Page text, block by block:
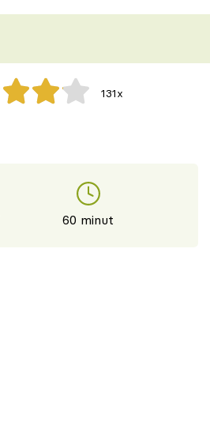
131x
60 minut